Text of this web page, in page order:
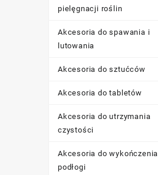
pielęgnacji roślin
Akcesoria do spawania i
lutowania
Akcesoria do sztućców
Akcesoria do tabletów
Akcesoria do utrzymania
czystości
Akcesoria do wykończenia
podłogi